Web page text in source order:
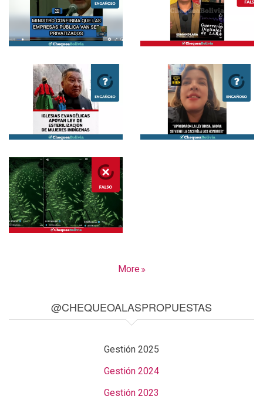
More
@CHEQUEOALASPROPUESTAS
Gestión 2025
Gestión 2024
Gestión 2023